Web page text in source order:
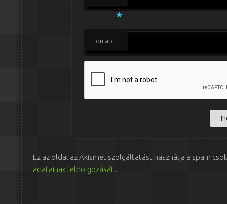
*
Honlap
Ez az oldal az Akismet szolgáltatást használja a spam
adatainak feldolgozását .